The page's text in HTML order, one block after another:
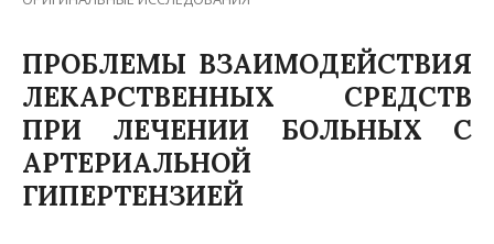
ПРОБЛЕМЫ ВЗАИМОДЕЙСТВИЯ
ЛЕКАРСТВЕННЫХ СРЕДСТВ
ПРИ ЛЕЧЕНИИ БОЛЬНЫХ С
АРТЕРИАЛЬНОЙ
ГИПЕРТЕНЗИЕЙ